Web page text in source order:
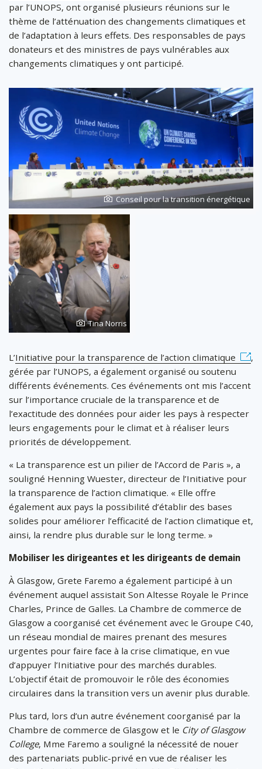
par l’UNOPS, ont organisé plusieurs réunions sur le
thème de l’atténuation des changements climatiques et
de l’adaptation à leurs effets. Des responsables de pays
donateurs et des ministres de pays vulnérables aux
changements climatiques y ont participé.
Photo
de
Conseil pour la transition énergétique
Photo
de
Tina Norris
L’Initiative pour la transparence de l’action climatique
,
gérée par l’UNOPS, a également organisé ou soutenu
différents événements. Ces événements ont mis l’accent
sur l’importance cruciale de la transparence et de
l’exactitude des données pour aider les pays à respecter
leurs engagements pour le climat et à réaliser leurs
priorités de développement.
« La transparence est un pilier de l’Accord de Paris », a
souligné Henning Wuester, directeur de l’Initiative pour
la transparence de l’action climatique. « Elle offre
également aux pays la possibilité d’établir des bases
solides pour améliorer l’efficacité de l’action climatique et,
ainsi, la rendre plus durable sur le long terme. »
Mobiliser les dirigeantes et les dirigeants de demain
À Glasgow, Grete Faremo a également participé à un
événement auquel assistait Son Altesse Royale le Prince
Charles, Prince de Galles. La Chambre de commerce de
Glasgow a coorganisé cet événement avec le Groupe C40,
un réseau mondial de maires prenant des mesures
urgentes pour faire face à la crise climatique, en vue
d’appuyer l’Initiative pour des marchés durables.
L’objectif était de promouvoir le rôle des économies
circulaires dans la transition vers un avenir plus durable.
Plus tard, lors d’un autre événement coorganisé par la
Chambre de commerce de Glasgow et le City of Glasgow
College, Mme Faremo a souligné la nécessité de nouer
des partenariats public-privé en vue de réaliser les